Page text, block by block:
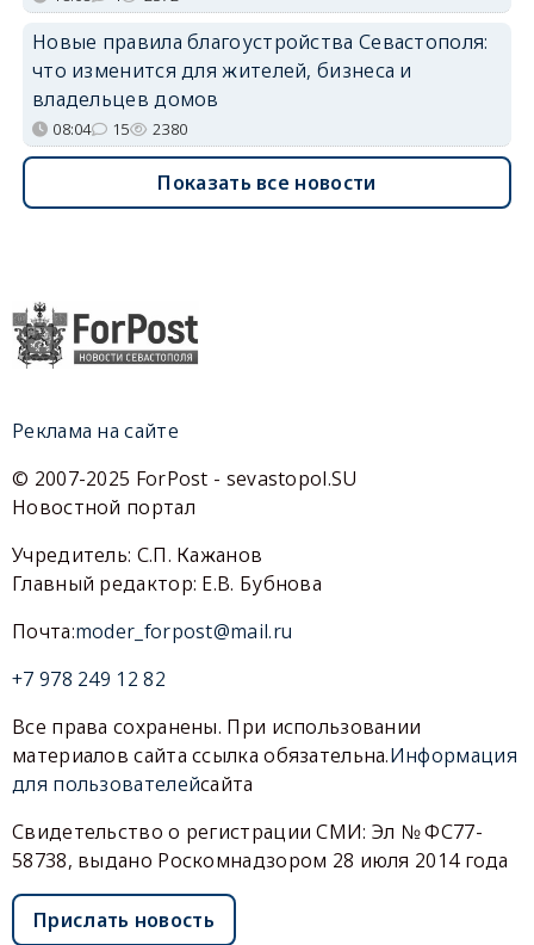
Новые правила благоустройства Севастополя:
что изменится для жителей, бизнеса и
владельцев домов
08:04 15 2380
Показать все новости
Реклама на сайте
© 2007-2025 ForPost - sevastopol.SU
Новостной портал
Учредитель: С.П. Кажанов
Главный редактор: Е.В. Бубнова
Почта:moder_forpost@mail.ru
+7 978 249 12 82
Все права сохранены. При использовании
материалов сайта ссылка обязательна.Информация
для пользователейсайта
Свидетельство о регистрации СМИ: Эл № ФС77-
58738, выдано Роскомнадзором 28 июля 2014 года
Прислать новость